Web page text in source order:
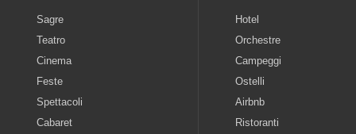
Sagre
Teatro
Cinema
Feste
Spettacoli
Cabaret
Hotel
Orchestre
Campeggi
Ostelli
Airbnb
Ristoranti